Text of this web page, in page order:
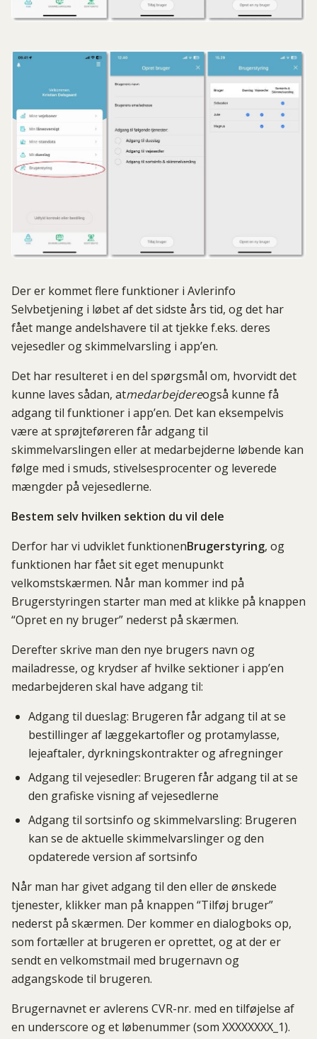
Der er kommet flere funktioner i Avlerinfo
Selvbetjening i løbet af det sidste års tid, og det har
fået mange andelshavere til at tjekke f.eks. deres
vejesedler og skimmelvarsling i app’en.
Det har resulteret i en del spørgsmål om, hvorvidt det
kunne laves sådan, atmedarbejdereogså kunne få
adgang til funktioner i app’en. Det kan eksempelvis
være at sprøjteføreren får adgang til
skimmelvarslingen eller at medarbejderne løbende kan
følge med i smuds, stivelsesprocenter og leverede
mængder på vejesedlerne.
Bestem selv hvilken sektion du vil dele
Derfor har vi udviklet funktionenBrugerstyring, og
funktionen har fået sit eget menupunkt
velkomstskærmen. Når man kommer ind på
Brugerstyringen starter man med at klikke på knappen
“Opret en ny bruger” nederst på skærmen.
Derefter skrive man den nye brugers navn og
mailadresse, og krydser af hvilke sektioner i app’en
medarbejderen skal have adgang til:
Adgang til dueslag: Brugeren får adgang til at se
bestillinger af læggekartofler og protamylasse,
lejeaftaler, dyrkningskontrakter og afregninger
Adgang til vejesedler: Brugeren får adgang til at se
den grafiske visning af vejesedlerne
Adgang til sortsinfo og skimmelvarsling: Brugeren
kan se de aktuelle skimmelvarslinger og den
opdaterede version af sortsinfo
Når man har givet adgang til den eller de ønskede
tjenester, klikker man på knappen “Tilføj bruger”
nederst på skærmen. Der kommer en dialogboks op,
som fortæller at brugeren er oprettet, og at der er
sendt en velkomstmail med brugernavn og
adgangskode til brugeren.
Brugernavnet er avlerens CVR-nr. med en tilføjelse af
en underscore og et løbenummer (som XXXXXXXX_1).